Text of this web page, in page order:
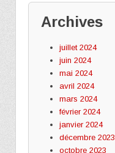
Archives
juillet 2024
juin 2024
mai 2024
avril 2024
mars 2024
février 2024
janvier 2024
décembre 2023
octobre 2023